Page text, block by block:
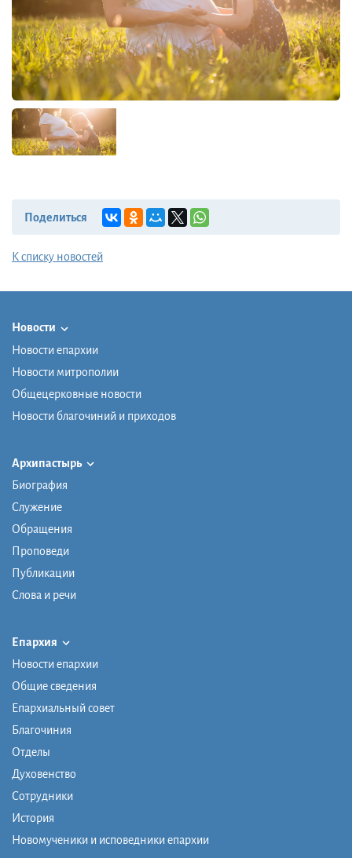
Поделиться
К списку новостей
Новости
Новости епархии
Новости митрополии
Общецерковные новости
Новости благочиний и приходов
Архипастырь
Биография
Служение
Обращения
Проповеди
Публикации
Слова и речи
Епархия
Новости епархии
Общие сведения
Епархиальный совет
Благочиния
Отделы
Духовенство
Сотрудники
История
Новомученики и исповедники епархии